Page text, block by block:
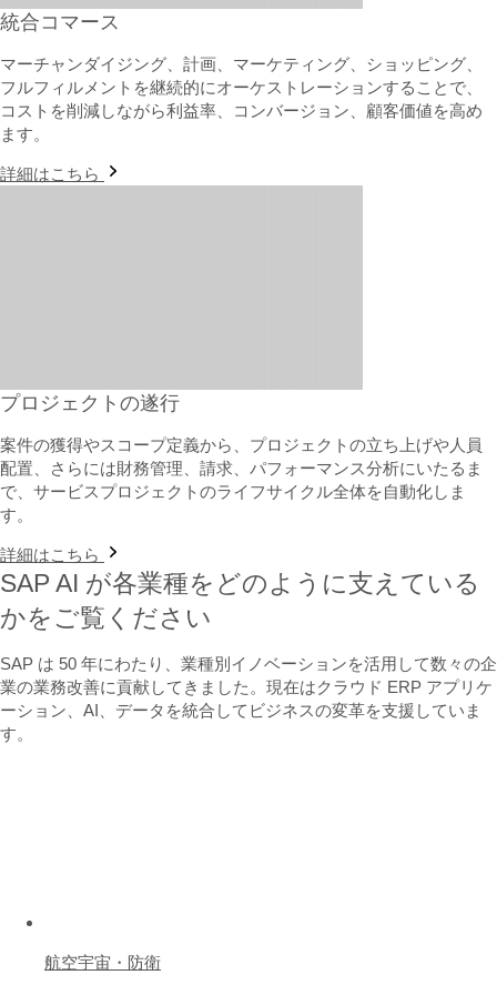
統合コマース
マーチャンダイジング、計画、マーケティング、ショッピング、
フルフィルメントを継続的にオーケストレーションすることで、
コストを削減しながら利益率、コンバージョン、顧客価値を高め
ます。
詳細はこちら
プロジェクトの遂行
案件の獲得やスコープ定義から、プロジェクトの立ち上げや人員
配置、さらには財務管理、請求、パフォーマンス分析にいたるま
で、サービスプロジェクトのライフサイクル全体を自動化しま
す。
詳細はこちら
SAP AI が各業種をどのように支えている
かをご覧ください
SAP は 50 年にわたり、業種別イノベーションを活用して数々の企
業の業務改善に貢献してきました。現在はクラウド ERP アプリケ
ーション、AI、データを統合してビジネスの変革を支援していま
す。
航空宇宙・防衛